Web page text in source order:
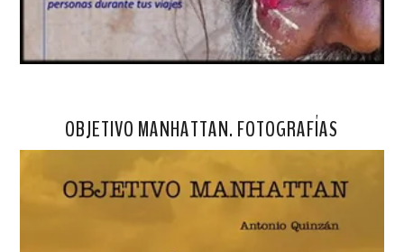
OBJETIVO MANHATTAN. FOTOGRAFÍAS